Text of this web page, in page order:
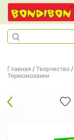
Главная / Творчество /
Термомозаики